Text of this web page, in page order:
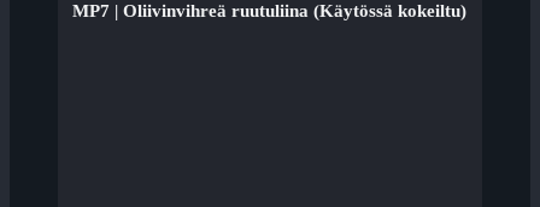
MP7 | Oliivinvihreä ruutuliina (Käytössä kokeiltu)